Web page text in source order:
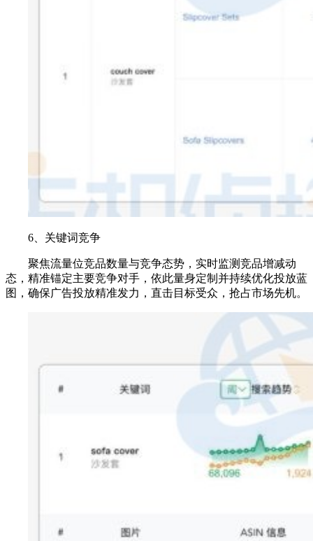
6、关键词竞争
聚焦流量位竞品数量与竞争态势，实时监测竞品增减动
态，精准锚定主要竞争对手，依此量身定制并持续优化投放蓝
图，确保广告投放精准发力，直击目标受众，抢占市场先机。